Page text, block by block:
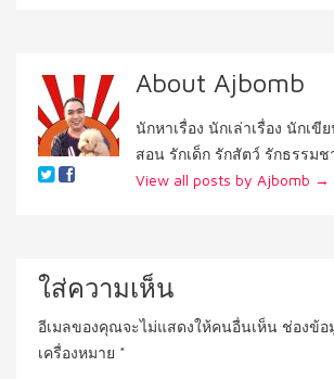
About Ajbomb
นักหาเรื่อง นักเล่าเรื่อง นักเขี
สอน รักเด็ก รักสัตว์ รักธรรม
View all posts by Ajbomb →
ใส่ความเห็น
อีเมลของคุณจะไม่แสดงให้คนอื่นเห็น ช่องข้อ
เครื่องหมาย *